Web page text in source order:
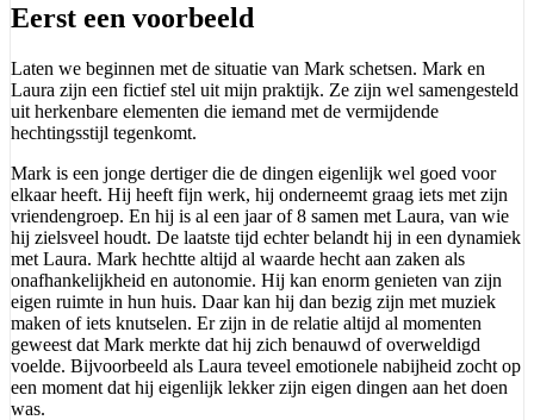
Eerst een voorbeeld
Laten we beginnen met de situatie van Mark schetsen. Mark en
Laura zijn een fictief stel uit mijn praktijk. Ze zijn wel samengesteld
uit herkenbare elementen die iemand met de vermijdende
hechtingsstijl tegenkomt.
Mark is een jonge dertiger die de dingen eigenlijk wel goed voor
elkaar heeft. Hij heeft fijn werk, hij onderneemt graag iets met zijn
vriendengroep. En hij is al een jaar of 8 samen met Laura, van wie
hij zielsveel houdt. De laatste tijd echter belandt hij in een dynamiek
met Laura. Mark hechtte altijd al waarde hecht aan zaken als
onafhankelijkheid en autonomie. Hij kan enorm genieten van zijn
eigen ruimte in hun huis. Daar kan hij dan bezig zijn met muziek
maken of iets knutselen. Er zijn in de relatie altijd al momenten
geweest dat Mark merkte dat hij zich benauwd of overweldigd
voelde. Bijvoorbeeld als Laura teveel emotionele nabijheid zocht op
een moment dat hij eigenlijk lekker zijn eigen dingen aan het doen
was.